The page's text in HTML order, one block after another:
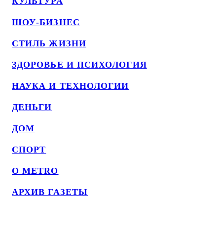
ШОУ-БИЗНЕС
СТИЛЬ ЖИЗНИ
ЗДОРОВЬЕ И ПСИХОЛОГИЯ
НАУКА И ТЕХНОЛОГИИ
ДЕНЬГИ
ДОМ
СПОРТ
О METRO
АРХИВ ГАЗЕТЫ